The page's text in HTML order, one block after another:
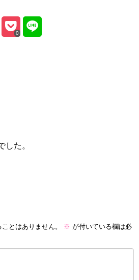
0
した。
とはありません。 ※ が付いている欄は必